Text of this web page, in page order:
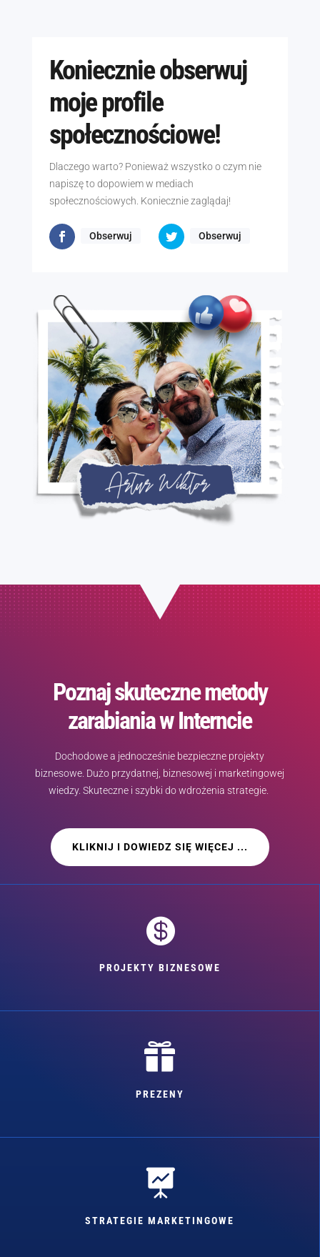
Koniecznie obserwuj
moje profile
społecznościowe!
Dlaczego warto? Ponieważ wszystko o czym nie
napiszę to dopowiem w mediach
społecznościowych. Koniecznie zaglądaj!
Obserwuj Obserwuj
Poznaj skuteczne metody
zarabiania w Interncie
Dochodowe a jednocześnie bezpieczne projekty
biznesowe. Dużo przydatnej, biznesowej i marketingowej
wiedzy. Skuteczne i szybki do wdrożenia strategie.
KLIKNIJ I DOWIEDZ SIĘ WIĘCEJ ...

PROJEKTY BIZNESOWE

PREZENY

STRATEGIE MARKETINGOWE